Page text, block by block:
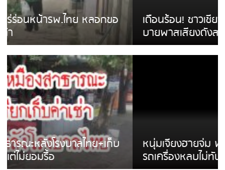
เดือนร้อน! ชาวเชียงรายบ่นรถ Isuzu สีขาวซิ่ง
บายพาสเสียงดังสร้างความรำคาญ
หนุ่มเจียงฮายจ่ม พบถังน้ำดื่มตกกลางถนน
รถเครื่องหลบไม่ทันล้มบาดเจ็บ